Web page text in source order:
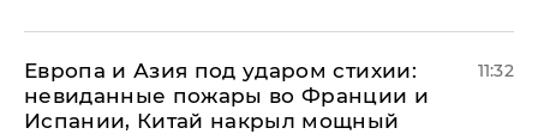
Европа и Азия под ударом стихии:
невиданные пожары во Франции и
Испании, Китай накрыл мощный
11:32